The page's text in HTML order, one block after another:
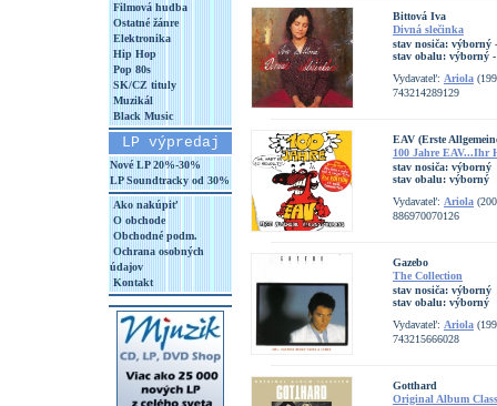
Filmová hudba
Ostatné žánre
Elektronika
Hip Hop
Pop 80s
SK/CZ tituly
Muzikál
Black Music
LP výpredaj
Nové LP 20%-30%
LP Soundtracky od 30%
Ako nakúpiť
O obchode
Obchodné podm.
Ochrana osobných
údajov
Kontakt
Bittová Iva
Divná slečinka
stav nosiča: výborný
stav obalu: výborný -
Vydavateľ: Ariola
743214289129
EAV (Erste
100 Jahre EAV...Ihr
stav nosiča: výborný
stav obalu: výborný
Vydavateľ: Ariola
886970070126
Gazebo
The Collection
stav nosiča: výborný
stav obalu: výborný
Vydavateľ: Ariola
743215666028
Gotthard
Original Album